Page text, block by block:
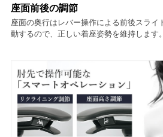
座面前後の調節
座面の奥行はレバー操作による前後スライ
動するので、正しい着座姿勢を維持します。